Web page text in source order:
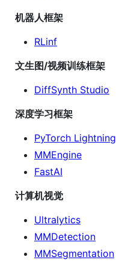
机器人框架
RLinf
文生图/视频训练框架
DiffSynth Studio
深度学习框架
PyTorch Lightning
MMEngine
FastAI
计算机视觉
Ultralytics
MMDetection
MMSegmentation